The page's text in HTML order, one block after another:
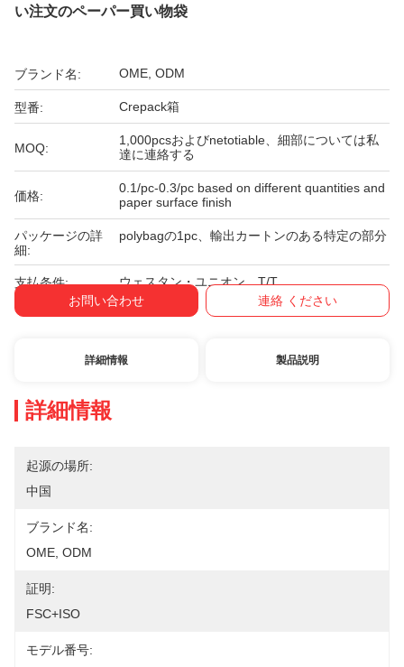
い注文のペーパー買い物袋
ブランド名: OME, ODM
型番: Crepack箱
MOQ:
1,000pcsおよびnetotiable、細部については私
達に連絡する
価格:
0.1/pc-0.3/pc based on different quantities and
paper surface finish
パッケージの詳
細:
polybagの1pc、輸出カートンのある特定の部分
支払条件:
ウェスタン・ユニオン、T/T
お問い合わせ
連絡 ください
詳細情報 製品説明
詳細情報
起源の場所:
中国
ブランド名:
OME, ODM
証明:
FSC+ISO
モデル番号: